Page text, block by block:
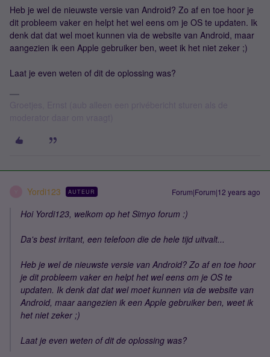
Heb je wel de nieuwste versie van Android? Zo af en toe hoor je
dit probleem vaker en helpt het wel eens om je OS te updaten. Ik
denk dat dat wel moet kunnen via de website van Android, maar
aangezien ik een Apple gebruiker ben, weet ik het niet zeker ;)
Laat je even weten of dit de oplossing was?
Yordi123 AUTEUR Forum|Forum|12 years ago
Hoi Yordi123, welkom op het Simyo forum :)
Da's best irritant, een telefoon die de hele tijd uitvalt...
Heb je wel de nieuwste versie van Android? Zo af en toe hoor
je dit probleem vaker en helpt het wel eens om je OS te
updaten. Ik denk dat dat wel moet kunnen via de website van
Android, maar aangezien ik een Apple gebruiker ben, weet ik
het niet zeker ;)
Laat je even weten of dit de oplossing was?